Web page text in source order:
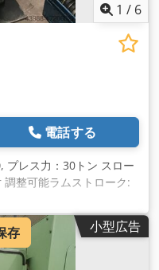
1 / 6
電話する
, プレス力：30トン スロー
整可能ラムストローク:
設置高さ (ボトムストロ
ル把持面 約470 x 300 mm
毎分ストローク数： 80
1,400 x 1,800 x
備 本機の電気系統は
小型広告
存